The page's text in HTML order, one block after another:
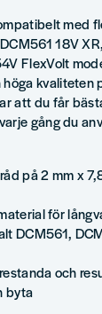
med
18V
FlexVolt
kvaliteten
att du får
gång du
på 2 mm x
för
DCM561,
och
byta